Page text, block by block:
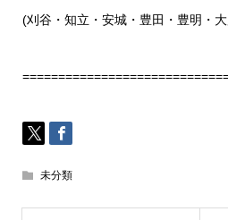
(刈谷・知立・安城・豊田・豊明・
未分類